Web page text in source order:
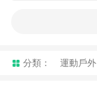
分類： 運動戶外